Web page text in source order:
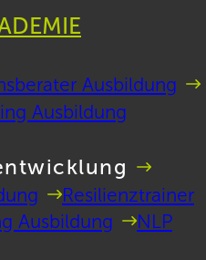
Ausbildung
Ausbildung
Resilienztrainer
Ausbildung
NLP